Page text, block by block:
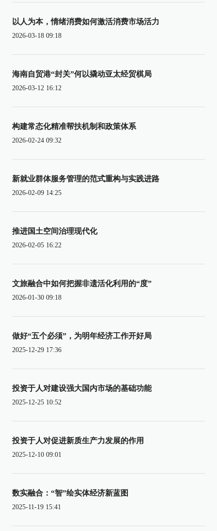
以人为本，情绪消费如何激活消费市场活力
2026-03-18 09:18
海南自贸港“封关”何以撬动亚太经贸棋局
2026-03-12 16:12
构建常态化精准帮扶机制和政策体系
2026-02-24 09:32
新就业群体服务管理的范式重构与实践进路
2026-02-09 14:25
推进国土空间治理现代化
2026-02-05 16:22
文旅融合中如何把握非遗活化利用的“度”
2026-01-30 09:18
做好“五个必须”，为明年经济工作开好局
2025-12-29 17:36
投资于人对建设强大国内市场的基础功能
2025-12-25 10:52
投资于人对促进新质生产力发展的作用
2025-12-10 09:01
数实融合：“智”绘实体经济新蓝图
2025-11-19 15:41